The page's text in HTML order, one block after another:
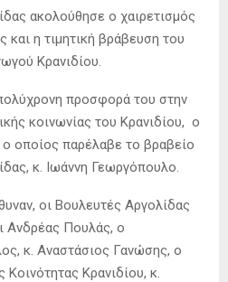
ακολούθησε ο χαιρετισμός
και η τιμητική βράβευση του
Κρανιδίου.
προσφορά του στην
κοινωνίας του Κρανιδίου, ο
οποίος παρέλαβε το βραβείο
κ. Ιωάννη Γεωργόπουλο.
οι Βουλευτές Αργολίδας
Ανδρέας Πουλάς, ο
κ. Αναστάσιος Γανώσης, ο
Κρανιδίου, κ.